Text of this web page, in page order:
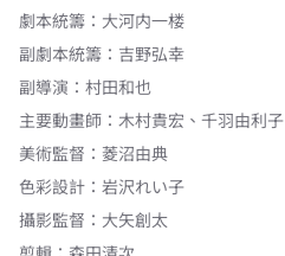
劇本統籌 ： 大河内一楼
副劇本統籌 ： 吉野弘幸
副導演 ： 村田和也
主要動畫師 ： 木村貴宏 、 千羽由利子
美術監督 ： 菱沼由典
色彩設計 ： 岩沢れい子
攝影監督 ： 大矢創太